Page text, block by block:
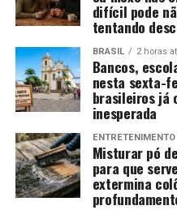
difícil pode
tentando
BRASIL 2 horas
Bancos,
nesta sexta-
brasileiros já
inesperada
ENTRETENIMENTO
Misturar pó
para que
extermina